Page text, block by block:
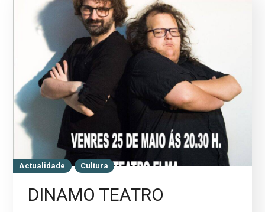
Actualidade Cultura
DINAMO TEATRO